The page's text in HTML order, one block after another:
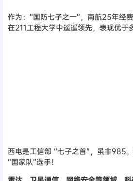
作为：“国防七子之一”，南航25年经
在211工程大学中遥遥领先，表现优于
西电是工信部 “七子之首”，虽非985
“国家队”选手！